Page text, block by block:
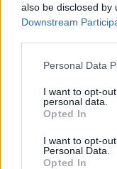
also be disclosed by
Downstream
Please note that
not limited to your
grant or deny
use your data for
consent section.
Personal Data
I want to opt-
personal data.
Opted In
I want to opt-
Personal Data.
Opted In
προβλεπόμενα
κορωνοϊό, όπως η
εσωτερικούς και
καθαρισμός των